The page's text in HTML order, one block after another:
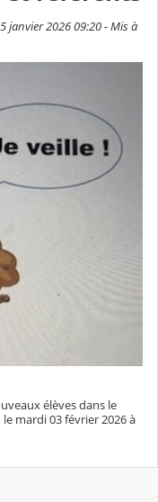
janvier 2026 09:20 - Mis à
élèves dans le
mardi 03 février 2026 à